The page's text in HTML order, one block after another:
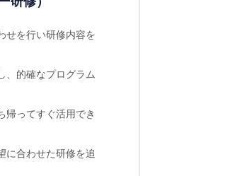
せを行い研修内容を
、的確なプログラム
帰ってすぐ活用でき
に合わせた研修を追